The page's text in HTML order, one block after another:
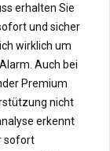
erhalten Sie
und sicher
wirklich um
Auch bei
Premium
nicht
erkennt
sofort